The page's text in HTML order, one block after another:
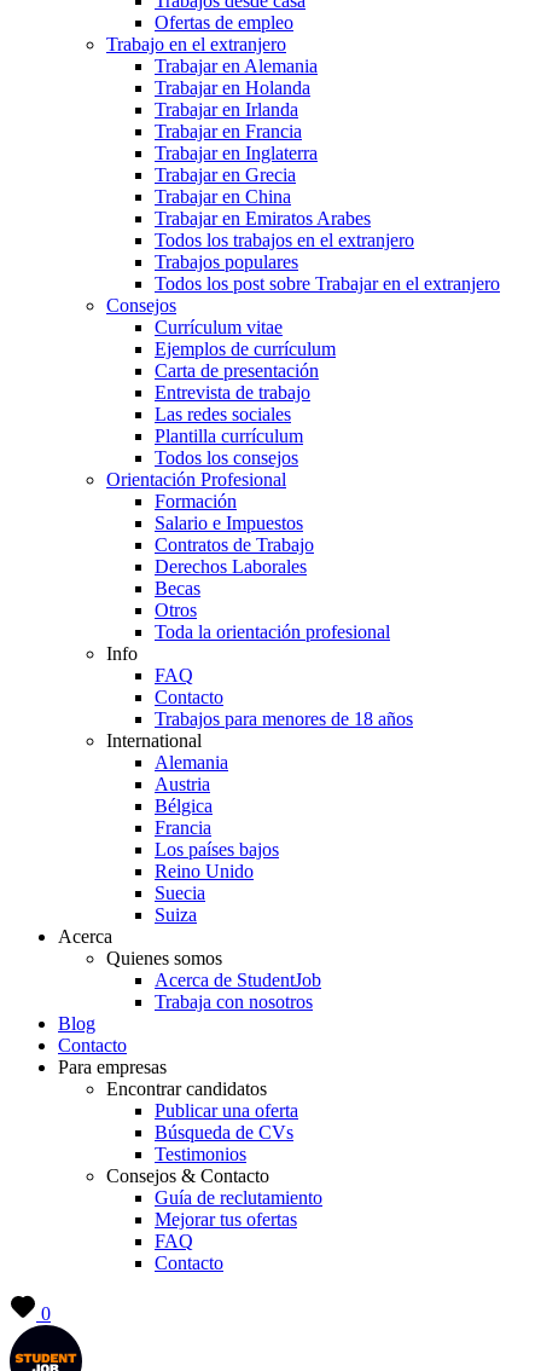
Ofertas de empleo
Trabajo en el extranjero
Trabajar en Alemania
Trabajar en Holanda
Trabajar en Irlanda
Trabajar en Francia
Trabajar en Inglaterra
Trabajar en Grecia
Trabajar en China
Trabajar en Emiratos Arabes
Todos los trabajos en el extranjero
Trabajos populares
Todos los post sobre Trabajar en el extranjero
Consejos
Currículum vitae
Ejemplos de currículum
Carta de presentación
Entrevista de trabajo
Las redes sociales
Plantilla currículum
Todos los consejos
Orientación Profesional
Formación
Salario e Impuestos
Contratos de Trabajo
Derechos Laborales
Becas
Otros
Toda la orientación profesional
Info
FAQ
Contacto
Trabajos para menores de 18 años
International
Alemania
Austria
Bélgica
Francia
Los países bajos
Reino Unido
Suecia
Suiza
Acerca
Quienes somos
Acerca de StudentJob
Trabaja con nosotros
Blog
Contacto
Para empresas
Encontrar candidatos
Publicar una oferta
Búsqueda de CVs
Testimonios
Consejos & Contacto
Guía de reclutamiento
Mejorar tus ofertas
FAQ
Contacto
0